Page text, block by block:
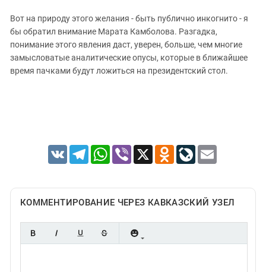
Вот на природу этого желания - быть публично инкогнито - я
бы обратил внимание Марата Камболова. Разгадка,
понимание этого явления даст, уверен, больше, чем многие
замысловатые аналитические опусы, которые в ближайшее
время пачками будут ложиться на президентский стол.
VK TelegramWhatsApp
Viber X Odnoklassniki
LiveJournal
Email
КОММЕНТИРОВАНИЕ ЧЕРЕЗ КАВКАЗСКИЙ УЗЕЛ